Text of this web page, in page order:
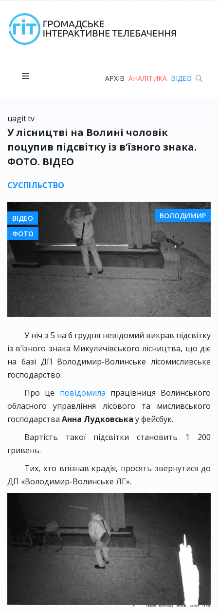
АРХІВ АНАЛІТИКА ВІДЕО
uagit.tv
У лісництві на Волині чоловік
поцупив підсвітку із в’їзного знака.
ФОТО. ВІДЕО
СУСПІЛЬСТВО
ВІДЕО
ФОТО
ВОЛОДИМИР
У ніч з 5 на 6 грудня невідомий викрав підсвітку
із в’їзного знака Микуличівського лісництва, що діє
на базі ДП Володимир-Волинське лісомисливське
господарство.
Про це повідомила працівниця Волинського
обласного управління лісового та мисливського
господарства Анна Лудковська у фейсбук.
Вартість такої підсвітки становить 1 200
гривень.
Тих, хто впізнав крадія, просять звернутися до
ДП «Володимир-Волинське ЛГ».